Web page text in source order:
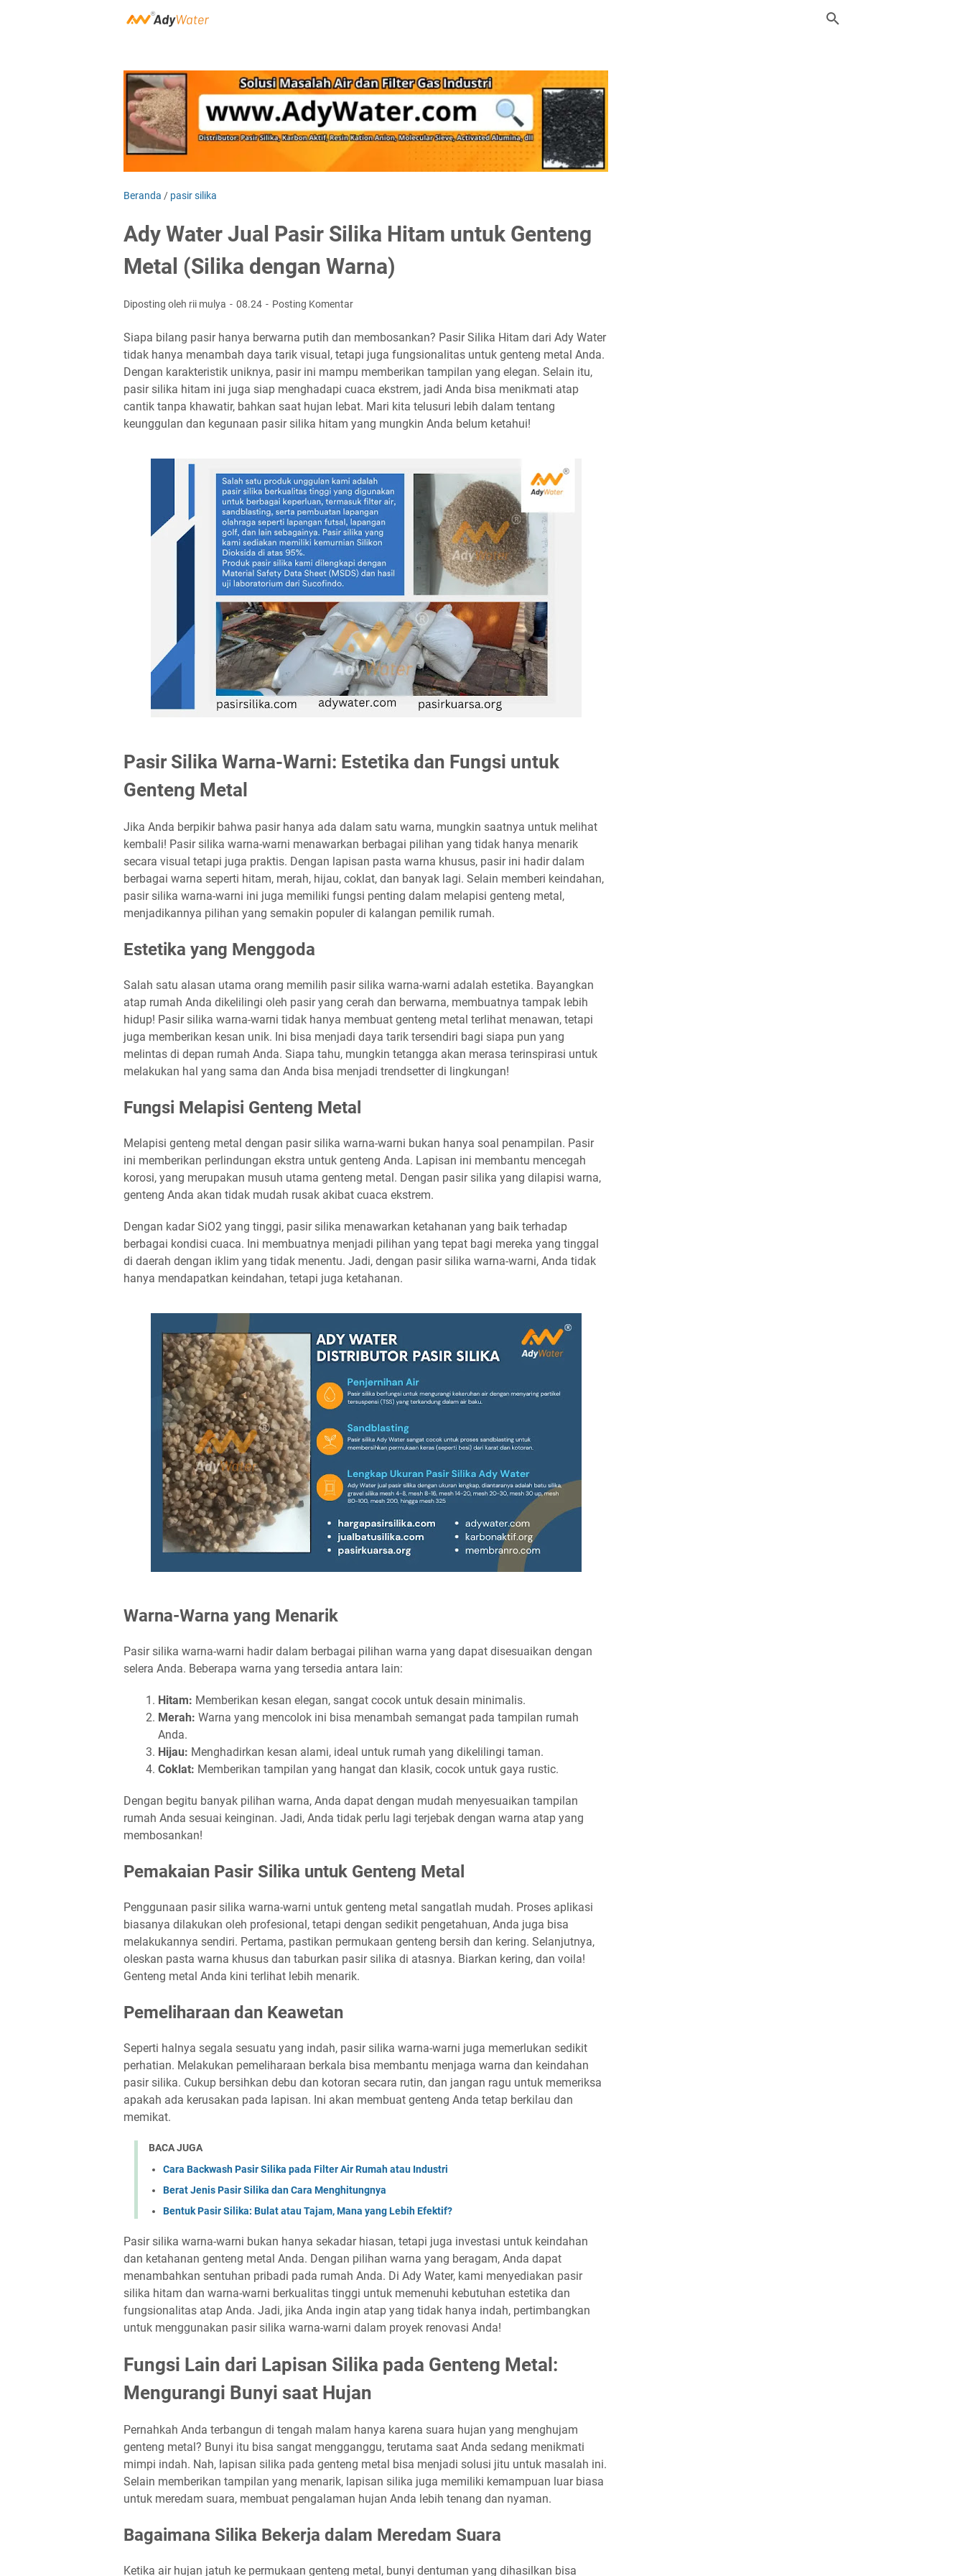
Beranda / pasir silika
Ady Water Jual Pasir Silika Hitam untuk Genteng
Metal (Silika dengan Warna)
Diposting oleh rii mulya 08.24 Posting Komentar
Siapa bilang pasir hanya berwarna putih dan membosankan? Pasir Silika Hitam dari Ady Water
tidak hanya menambah daya tarik visual, tetapi juga fungsionalitas untuk genteng metal Anda.
Dengan karakteristik uniknya, pasir ini mampu memberikan tampilan yang elegan. Selain itu,
pasir silika hitam ini juga siap menghadapi cuaca ekstrem, jadi Anda bisa menikmati atap
cantik tanpa khawatir, bahkan saat hujan lebat. Mari kita telusuri lebih dalam tentang
keunggulan dan kegunaan pasir silika hitam yang mungkin Anda belum ketahui!
Pasir Silika Warna-Warni: Estetika dan Fungsi untuk
Genteng Metal
Jika Anda berpikir bahwa pasir hanya ada dalam satu warna, mungkin saatnya untuk melihat
kembali! Pasir silika warna-warni menawarkan berbagai pilihan yang tidak hanya menarik
secara visual tetapi juga praktis. Dengan lapisan pasta warna khusus, pasir ini hadir dalam
berbagai warna seperti hitam, merah, hijau, coklat, dan banyak lagi. Selain memberi keindahan,
pasir silika warna-warni ini juga memiliki fungsi penting dalam melapisi genteng metal,
menjadikannya pilihan yang semakin populer di kalangan pemilik rumah.
Estetika yang Menggoda
Salah satu alasan utama orang memilih pasir silika warna-warni adalah estetika. Bayangkan
atap rumah Anda dikelilingi oleh pasir yang cerah dan berwarna, membuatnya tampak lebih
hidup! Pasir silika warna-warni tidak hanya membuat genteng metal terlihat menawan, tetapi
juga memberikan kesan unik. Ini bisa menjadi daya tarik tersendiri bagi siapa pun yang
melintas di depan rumah Anda. Siapa tahu, mungkin tetangga akan merasa terinspirasi untuk
melakukan hal yang sama dan Anda bisa menjadi trendsetter di lingkungan!
Fungsi Melapisi Genteng Metal
Melapisi genteng metal dengan pasir silika warna-warni bukan hanya soal penampilan. Pasir
ini memberikan perlindungan ekstra untuk genteng Anda. Lapisan ini membantu mencegah
korosi, yang merupakan musuh utama genteng metal. Dengan pasir silika yang dilapisi warna,
genteng Anda akan tidak mudah rusak akibat cuaca ekstrem.
Dengan kadar SiO2 yang tinggi, pasir silika menawarkan ketahanan yang baik terhadap
berbagai kondisi cuaca. Ini membuatnya menjadi pilihan yang tepat bagi mereka yang tinggal
di daerah dengan iklim yang tidak menentu. Jadi, dengan pasir silika warna-warni, Anda tidak
hanya mendapatkan keindahan, tetapi juga ketahanan.
Warna-Warna yang Menarik
Pasir silika warna-warni hadir dalam berbagai pilihan warna yang dapat disesuaikan dengan
selera Anda. Beberapa warna yang tersedia antara lain:
Hitam: Memberikan kesan elegan, sangat cocok untuk desain minimalis.
Merah: Warna yang mencolok ini bisa menambah semangat pada tampilan rumah
Anda.
Hijau: Menghadirkan kesan alami, ideal untuk rumah yang dikelilingi taman.
Coklat: Memberikan tampilan yang hangat dan klasik, cocok untuk gaya rustic.
Dengan begitu banyak pilihan warna, Anda dapat dengan mudah menyesuaikan tampilan
rumah Anda sesuai keinginan. Jadi, Anda tidak perlu lagi terjebak dengan warna atap yang
membosankan!
Pemakaian Pasir Silika untuk Genteng Metal
Penggunaan pasir silika warna-warni untuk genteng metal sangatlah mudah. Proses aplikasi
biasanya dilakukan oleh profesional, tetapi dengan sedikit pengetahuan, Anda juga bisa
melakukannya sendiri. Pertama, pastikan permukaan genteng bersih dan kering. Selanjutnya,
oleskan pasta warna khusus dan taburkan pasir silika di atasnya. Biarkan kering, dan voila!
Genteng metal Anda kini terlihat lebih menarik.
Pemeliharaan dan Keawetan
Seperti halnya segala sesuatu yang indah, pasir silika warna-warni juga memerlukan sedikit
perhatian. Melakukan pemeliharaan berkala bisa membantu menjaga warna dan keindahan
pasir silika. Cukup bersihkan debu dan kotoran secara rutin, dan jangan ragu untuk memeriksa
apakah ada kerusakan pada lapisan. Ini akan membuat genteng Anda tetap berkilau dan
memikat.
BACA JUGA
Cara Backwash Pasir Silika pada Filter Air Rumah atau Industri
Berat Jenis Pasir Silika dan Cara Menghitungnya
Bentuk Pasir Silika: Bulat atau Tajam, Mana yang Lebih Efektif?
Pasir silika warna-warni bukan hanya sekadar hiasan, tetapi juga investasi untuk keindahan
dan ketahanan genteng metal Anda. Dengan pilihan warna yang beragam, Anda dapat
menambahkan sentuhan pribadi pada rumah Anda. Di Ady Water, kami menyediakan pasir
silika hitam dan warna-warni berkualitas tinggi untuk memenuhi kebutuhan estetika dan
fungsionalitas atap Anda. Jadi, jika Anda ingin atap yang tidak hanya indah, pertimbangkan
untuk menggunakan pasir silika warna-warni dalam proyek renovasi Anda!
Fungsi Lain dari Lapisan Silika pada Genteng Metal:
Mengurangi Bunyi saat Hujan
Pernahkah Anda terbangun di tengah malam hanya karena suara hujan yang menghujam
genteng metal? Bunyi itu bisa sangat mengganggu, terutama saat Anda sedang menikmati
mimpi indah. Nah, lapisan silika pada genteng metal bisa menjadi solusi jitu untuk masalah ini.
Selain memberikan tampilan yang menarik, lapisan silika juga memiliki kemampuan luar biasa
untuk meredam suara, membuat pengalaman hujan Anda lebih tenang dan nyaman.
Bagaimana Silika Bekerja dalam Meredam Suara
Ketika air hujan jatuh ke permukaan genteng metal, bunyi dentuman yang dihasilkan bisa